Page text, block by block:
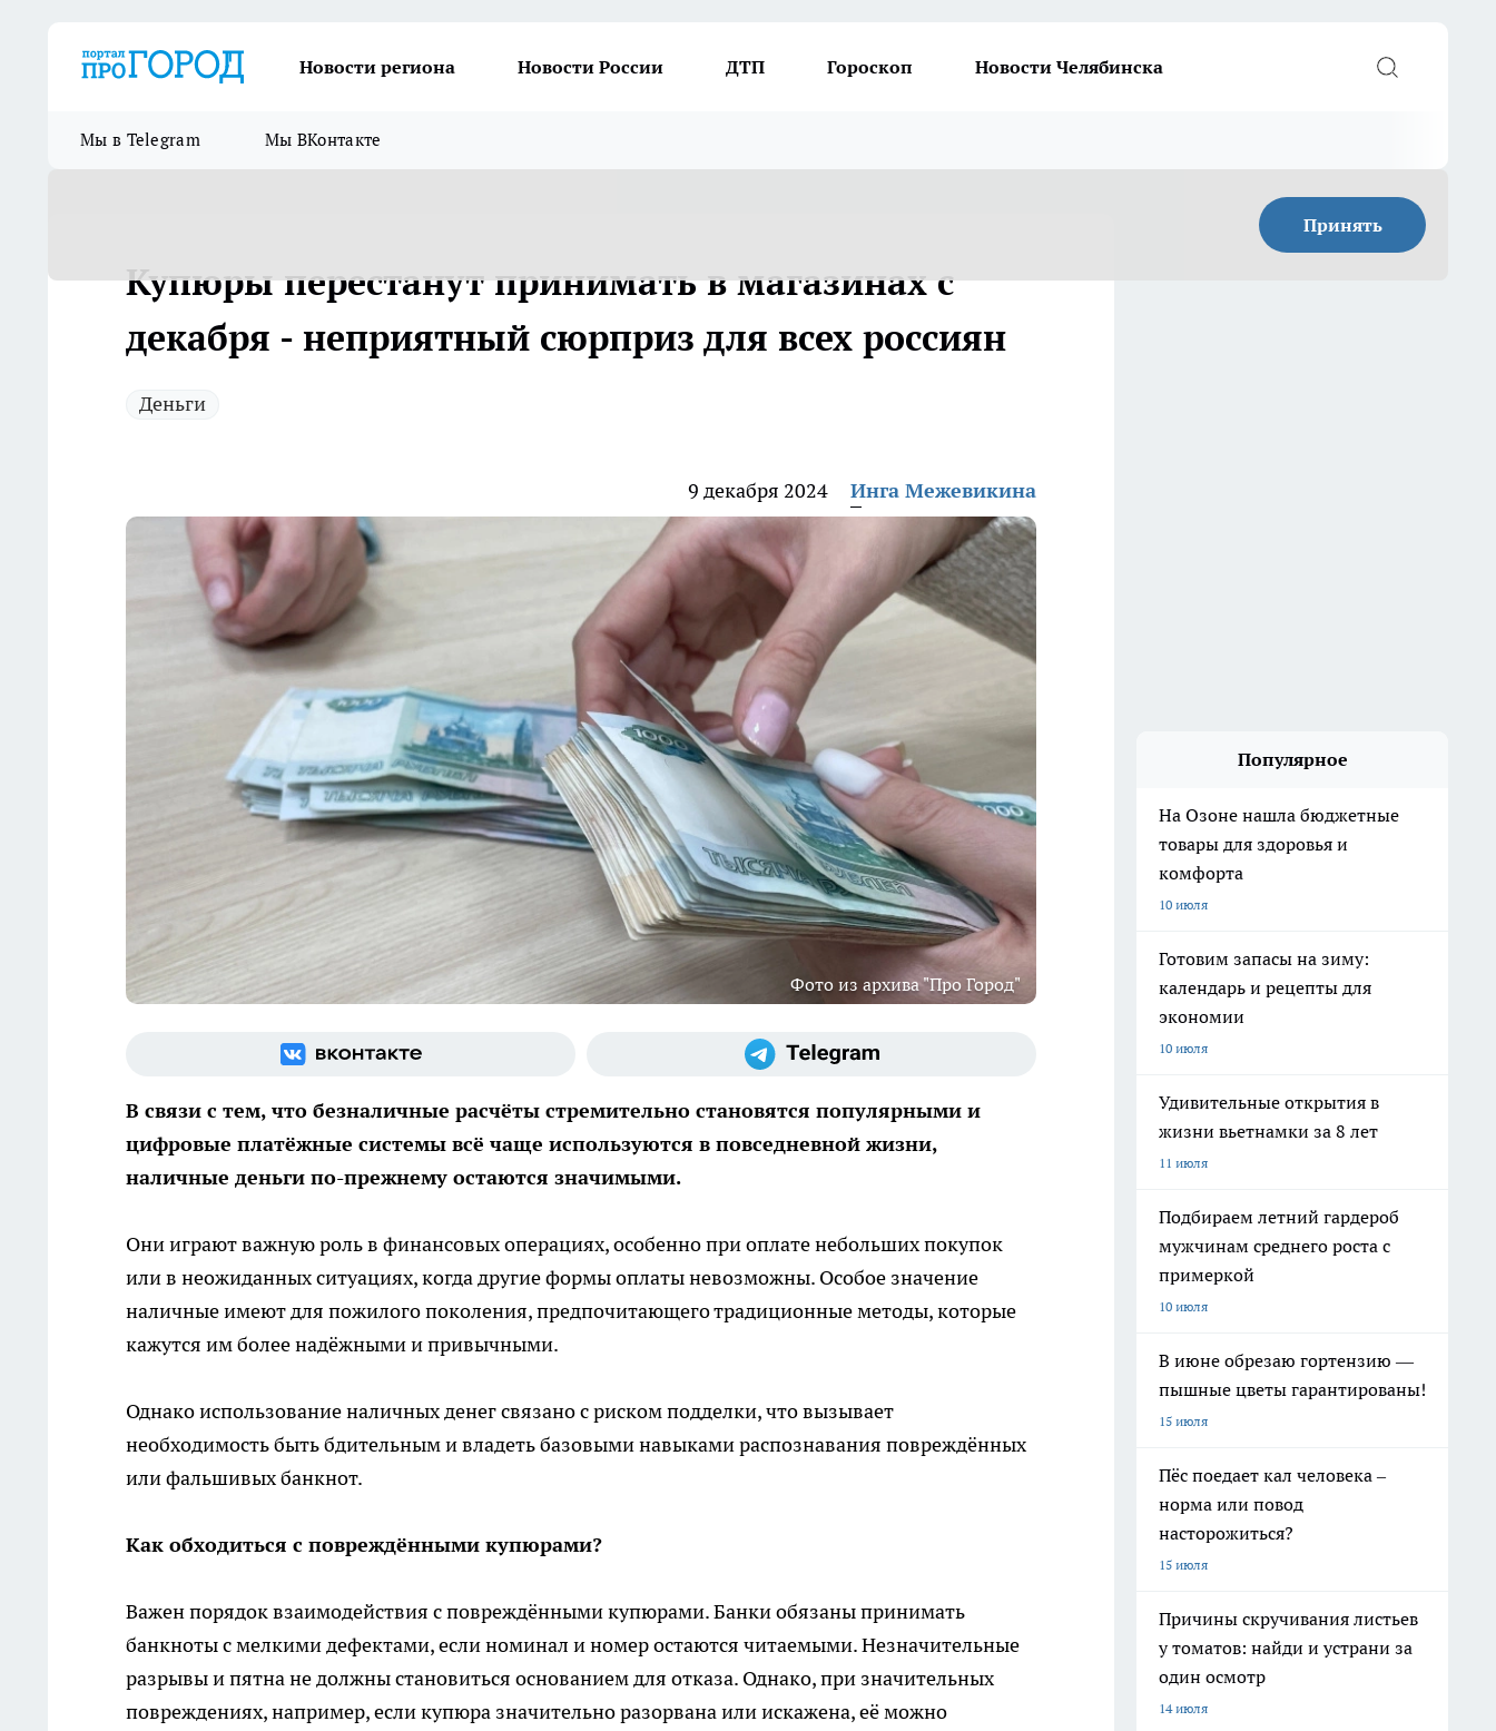
Новости региона Новости России ДТП Гороскоп Новости Челябинска
Мы в Telegram Мы ВКонтакте
Принять
Купюры перестанут принимать в магазинах с
декабря - неприятный сюрприз для всех россиян
Деньги
9 декабря 2024 Инга Межевикина
Фото из архива "Про Город"
В связи с тем, что безналичные расчёты стремительно становятся популярными и
цифровые платёжные системы всё чаще используются в повседневной жизни,
наличные деньги по-прежнему остаются значимыми.
Они играют важную роль в финансовых операциях, особенно при оплате небольших покупок
или в неожиданных ситуациях, когда другие формы оплаты невозможны. Особое значение
наличные имеют для пожилого поколения, предпочитающего традиционные методы, которые
кажутся им более надёжными и привычными.
Однако использование наличных денег связано с риском подделки, что вызывает
необходимость быть бдительным и владеть базовыми навыками распознавания повреждённых
или фальшивых банкнот.
Как обходиться с повреждёнными купюрами?
Важен порядок взаимодействия с повреждёнными купюрами. Банки обязаны принимать
банкноты с мелкими дефектами, если номинал и номер остаются читаемыми. Незначительные
разрывы и пятна не должны становиться основанием для отказа. Однако, при значительных
повреждениях, например, если купюра значительно разорвана или искажена, её можно
Популярное
На Озоне нашла бюджетные
товары для здоровья и
комфорта
10 июля
Готовим запасы на зиму:
календарь и рецепты для
экономии
10 июля
Удивительные открытия в
жизни вьетнамки за 8 лет
11 июля
Подбираем летний гардероб
мужчинам среднего роста с
примеркой
10 июля
В июне обрезаю гортензию —
пышные цветы гарантированы!
15 июля
Пёс поедает кал человека –
норма или повод
насторожиться?
15 июля
Причины скручивания листьев
у томатов: найди и устрани за
один осмотр
14 июля